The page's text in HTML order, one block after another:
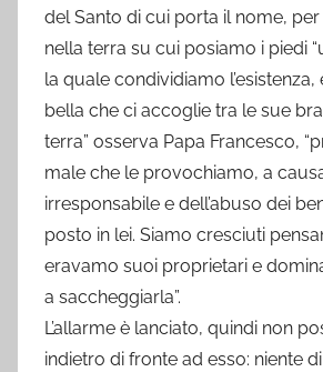
del Santo di cui porta il nome,
nella terra su cui posiamo i piedi
la quale condividiamo
bella che ci accoglie tra le sue
terra” osserva Papa Francesco,
male che le provochiamo, a
irresponsabile e dell’abuso dei
posto in lei. Siamo cresciuti
eravamo suoi proprietari e
a saccheggiarla”.
L’allarme è lanciato, quindi non
indietro di fronte ad esso: niente